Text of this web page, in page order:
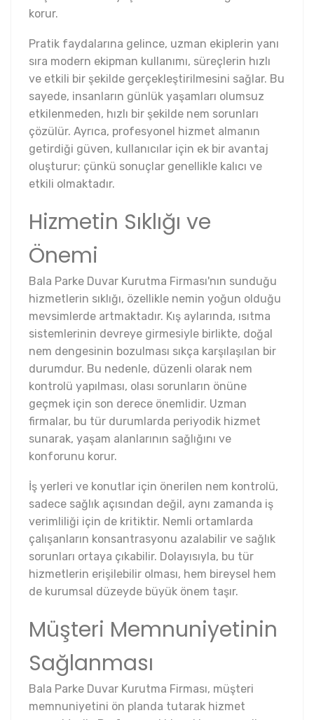
korur.
Pratik faydalarına gelince, uzman ekiplerin yanı
sıra modern ekipman kullanımı, süreçlerin hızlı
ve etkili bir şekilde gerçekleştirilmesini sağlar. Bu
sayede, insanların günlük yaşamları olumsuz
etkilenmeden, hızlı bir şekilde nem sorunları
çözülür. Ayrıca, profesyonel hizmet almanın
getirdiği güven, kullanıcılar için ek bir avantaj
oluşturur; çünkü sonuçlar genellikle kalıcı ve
etkili olmaktadır.
Hizmetin Sıklığı ve
Önemi
Bala Parke Duvar Kurutma Firması'nın sunduğu
hizmetlerin sıklığı, özellikle nemin yoğun olduğu
mevsimlerde artmaktadır. Kış aylarında, ısıtma
sistemlerinin devreye girmesiyle birlikte, doğal
nem dengesinin bozulması sıkça karşılaşılan bir
durumdur. Bu nedenle, düzenli olarak nem
kontrolü yapılması, olası sorunların önüne
geçmek için son derece önemlidir. Uzman
firmalar, bu tür durumlarda periyodik hizmet
sunarak, yaşam alanlarının sağlığını ve
konforunu korur.
İş yerleri ve konutlar için önerilen nem kontrolü,
sadece sağlık açısından değil, aynı zamanda iş
verimliliği için de kritiktir. Nemli ortamlarda
çalışanların konsantrasyonu azalabilir ve sağlık
sorunları ortaya çıkabilir. Dolayısıyla, bu tür
hizmetlerin erişilebilir olması, hem bireysel hem
de kurumsal düzeyde büyük önem taşır.
Müşteri Memnuniyetinin
Sağlanması
Bala Parke Duvar Kurutma Firması, müşteri
memnuniyetini ön planda tutarak hizmet